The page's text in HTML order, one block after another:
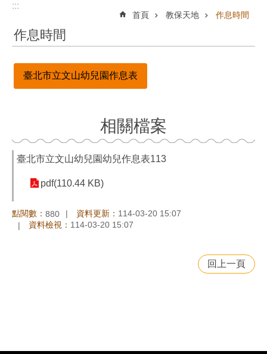
:::
首頁 教保天地 作息時間
作息時間
臺北市立文山幼兒園作息表
相關檔案
臺北市立文山幼兒園幼兒作息表113
pdf(110.44 KB)
點閱數： 880 資料更新： 114-03-20 15:07
資料檢視： 114-03-20 15:07
回上一頁